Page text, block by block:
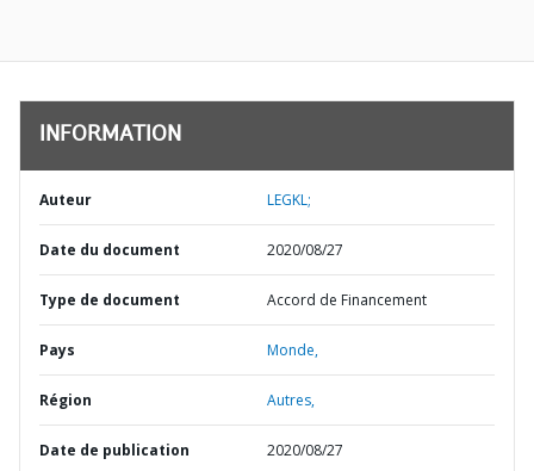
INFORMATION
Auteur LEGKL;
Date du document 2020/08/27
Type de document Accord de Financement
Pays Monde,
Région Autres,
Date de publication 2020/08/27